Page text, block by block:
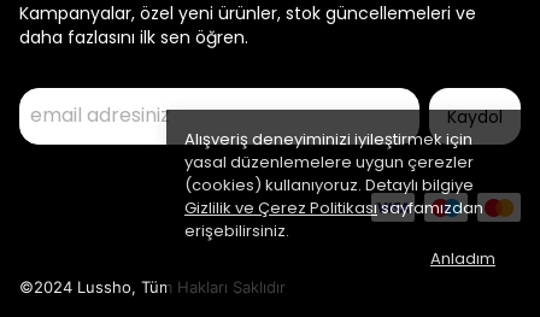
Alışveriş deneyiminizi iyileştirmek için
yasal düzenlemelere uygun çerezler
(cookies) kullanıyoruz. Detaylı bilgiye
Gizlilik ve Çerez Politikasısayfamızdan
erişebilirsiniz.
Anladım
Kampanyalar, özel yeni ürünler, stok güncellemeleri ve
daha fazlasını ilk sen öğren.
Kaydol
©2024 Lussho, Tüm Hakları Saklıdır